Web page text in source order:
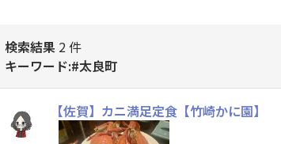
検索結果 2 件
キーワード:#太良町
【佐賀】カニ満足定食【竹崎かに園】